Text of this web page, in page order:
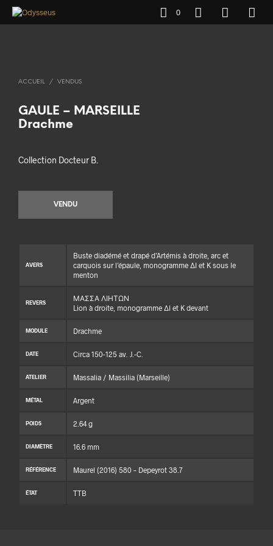
0
ACCUEIL / VENDUS
GAULE – MARSEILLE
Drachme
Collection Docteur B.
VENDU
AVERS
Buste diadémé et drapé d’Artémis à droite, arc et
carquois sur l’épaule, monogramme ΔΙ et K sous le
menton
REVERS
ΜΑΣΣΑ ΛΙΗΤΩΝ
Lion à droite, monogramme ΔΙ et K devant
MODULE Drachme
DATE Circa 150-125 av. J.-C.
ATELIER Massalia / Massilia (Marseille)
MÉTAL Argent
POIDS 2.64 g
DIAMÈTRE 16.6 mm
RÉFÉRENCE Maurel (2016) 580 – Depeyrot 38.7
ÉTAT TTB